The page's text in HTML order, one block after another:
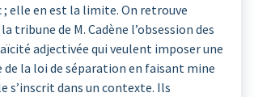
; elle en est la limite. On retrouve
tribune de M. Cadène l’obsession des
adjectivée qui veulent imposer une
la loi de séparation en faisant mine
s’inscrit dans un contexte. Ils